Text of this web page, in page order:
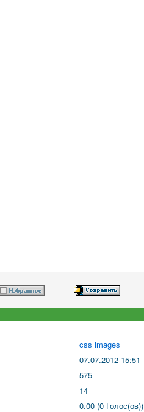
css images
07.07.2012 15:51
575
14
0.00 (0 Голос(ов))